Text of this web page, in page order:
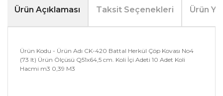
Ürün Açıklaması Taksit Seçenekleri Ürün
Ürün Kodu - Ürün Adı CK-420 Battal Herkül Çöp Kovası No4
(73 lt) Ürün Ölçüsü Q51x64,5 cm. Koli İçi Adeti 10 Adet Koli
Hacmi m3 0,39 M3